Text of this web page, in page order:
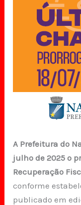
A Prefeitura do
julho de 2025 o
Recuperação
conforme
publicado em